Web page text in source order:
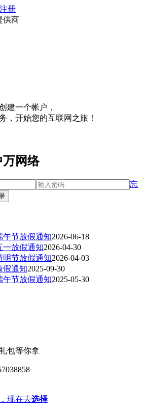
注册
供商
建一个帐户，
，开始您的互联网之旅！
万网络
忘
午节放假通知2026-06-18
一放假通知2026-04-30
明节放假通知2026-04-03
假通知2025-09-30
午节放假通知2025-05-30
包等你拿
现在去选择